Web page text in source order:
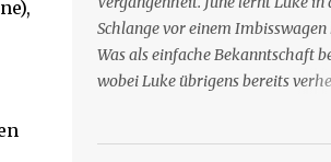
Erwartung der Zeremonie bringt
June zum Gynäkologen, der sich
erklärt, sie zu schwängern, da
verantwortlich gemacht würde.
Schlange vor einem Imbisswagen
Was als einfache Bekanntschaft
wobei Luke übrigens bereits